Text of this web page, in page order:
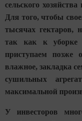
сельского
Для того, чтобы
тысячах гектаров,
так как к уборке
приступаем позже
влажное, закладка
сушильных
максимальной
У инвесторов